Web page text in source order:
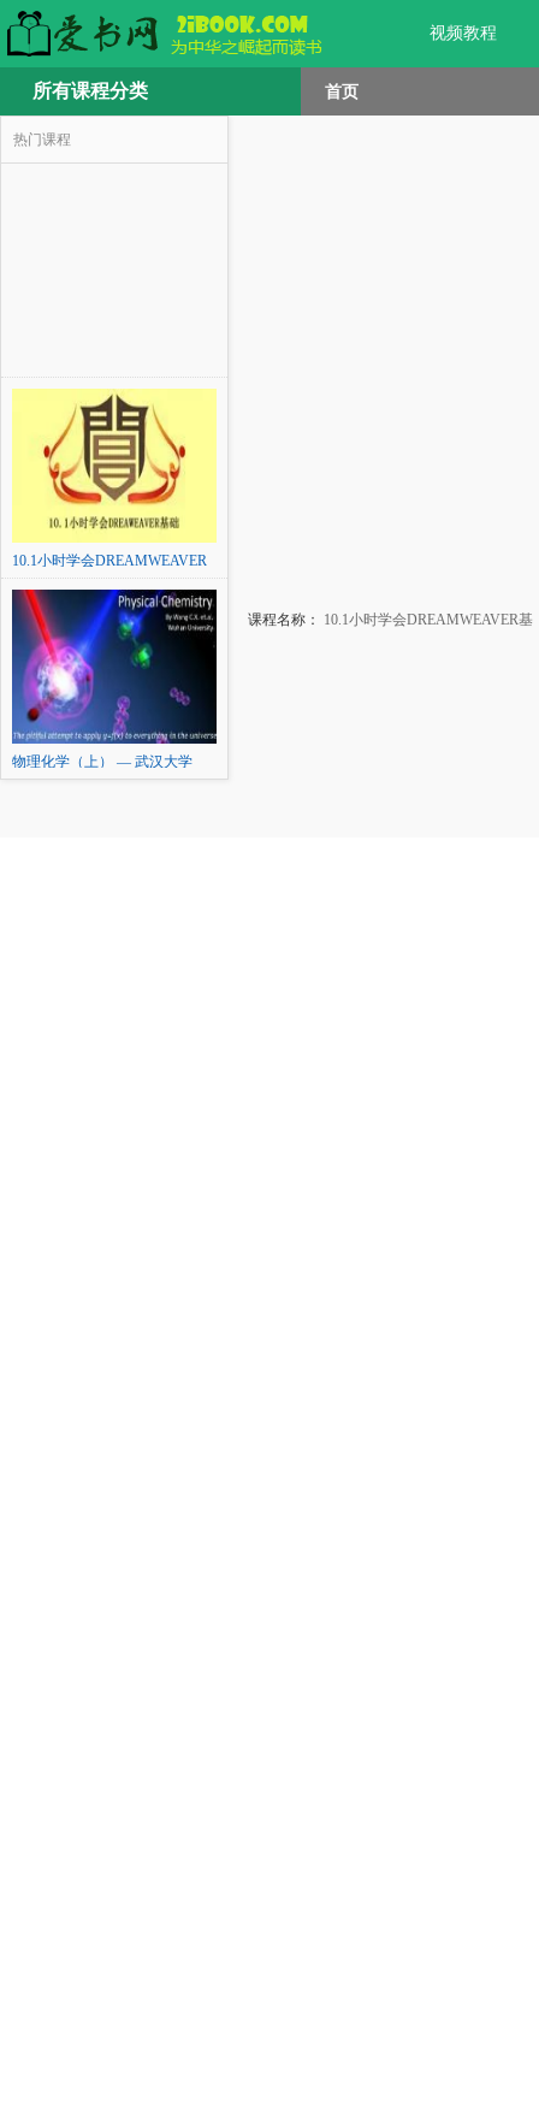
视频教程
所有课程分类 首页
热门课程
10.1小时学会DREAMWEAVER
物理化学（上） — 武汉大学
课程名称： 10.1小时学会DREAMWEAVER基